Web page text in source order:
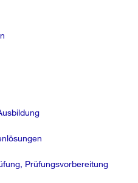
Prüfungsvorbereitung